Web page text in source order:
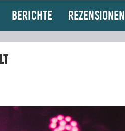
Berichte Rezensionen